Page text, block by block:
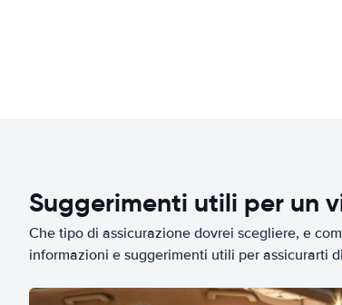
Suggerimenti utili per un
Che tipo di assicurazione dovrei scegliere, e
informazioni e suggerimenti utili per assicurarti